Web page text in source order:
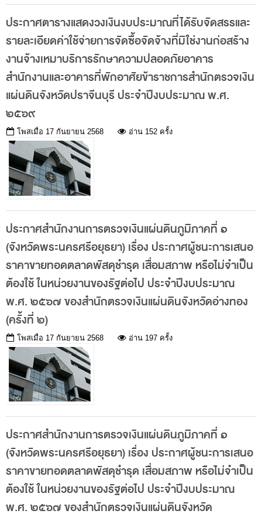
สถิติการตรวจสอบรายงานการเงิน
ข้อมูลสาธารณะ
ข่าวสารการจัดซื้อจัดจ้างของ สตง.
แผนการจัดซื้อจัดจ้าง
ประกาศประกวดราคา/ราคากลาง/ขายพัสดุเสื่อม
สภาพ
สรุปผลการจัดซื้อจัดจ้าง
ข้อมูลสาระสำคัญในสัญญา
การรายงานผลการจัดซื้อจัดจ้าง หรือการจัดการ
พัสดุ
ศูนย์ข้อมูลข่าวสารของราชการ
การป้องกันการทุจริต
การส่งเสริมความโปร่งใส
การเปิดโอกาสให้เกิดการมีส่วนร่วม
การขับเคลื่อนจริยธรรม
รายงานผลการปฏิบัติงานประจำปี
รายงานผลการดำเนินงานของ สตง.
แผน/ผลการปฏิบัติงานและการใช้จ่าย
แผนพัฒนาทรัพยากรบุคคล
รายงานการรับทรัพย์สินหรือประโยชน์อื่นใดโดย
ธรรมจรรยา
รายงานของผู้สอบบัญชีและรายงานการเงินของ สตง.
รายงานผลตามนโยบาย No Gift Policy
ประกาศตารางแสดงวงเงินงบประมาณที่ได้รับจัดสรรและ
รายละเอียดค่าใช้จ่ายการจัดซื้อจัดจ้างที่มิใช่งานก่อสร้าง
งานจ้างเหมาบริการรักษาความปลอดภัยอาคาร
สำนักงานและอาคารที่พักอาศัยข้าราชการสำนักตรวจเงิน
แผ่นดินจังหวัดปราจีนบุรี ประจำปีงบประมาณ พ.ศ.
๒๕๖๙
โพสเมื่อ 17 กันยายน 2568 อ่าน 152 ครั้ง
ประกาศสำนักงานการตรวจเงินแผ่นดินภูมิภาคที่ ๑
(จังหวัดพระนครศรีอยุธยา) เรื่อง ประกาศผู้ชนะการเสนอ
ราคาขายทอดตลาดพัสดุชำรุด เสื่อมสภาพ หรือไม่จำเป็น
ต้องใช้ ในหน่วยงานของรัฐต่อไป ประจำปีงบประมาณ
พ.ศ. ๒๕๖๗ ของสำนักตรวจเงินแผ่นดินจังหวัดอ่างทอง
(ครั้งที่ ๒)
โพสเมื่อ 17 กันยายน 2568 อ่าน 197 ครั้ง
ประกาศสำนักงานการตรวจเงินแผ่นดินภูมิภาคที่ ๑
(จังหวัดพระนครศรีอยุธยา) เรื่อง ประกาศผู้ชนะการเสนอ
ราคาขายทอดตลาดพัสดุชำรุด เสื่อมสภาพ หรือไม่จำเป็น
ต้องใช้ ในหน่วยงานของรัฐต่อไป ประจำปีงบประมาณ
พ.ศ. ๒๕๖๗ ของสำนักตรวจเงินแผ่นดินจังหวัด